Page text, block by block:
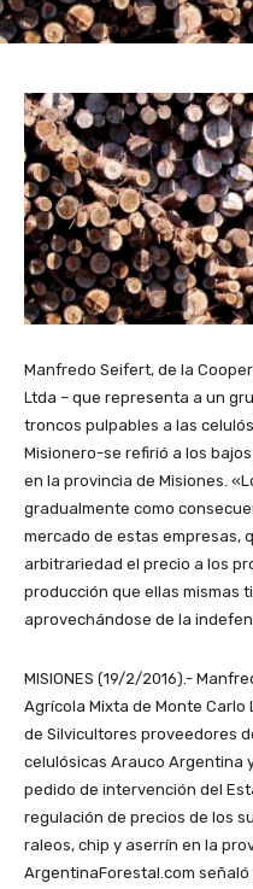
Manfredo Seifert, de la
Ltda – que representa a un
troncos pulpables a las
Misionero-se refirió a los
en la provincia de Misiones.
gradualmente como
mercado de estas empresas,
arbitrariedad el precio a los
producción que ellas mismas
aprovechándose de la
MISIONES (19/2/2016).-
Agrícola Mixta de Monte
de Silvicultores proveedores
celulósicas Arauco Argentina
pedido de intervención del
regulación de precios de los
raleos, chip y aserrín en la
ArgentinaForestal.com